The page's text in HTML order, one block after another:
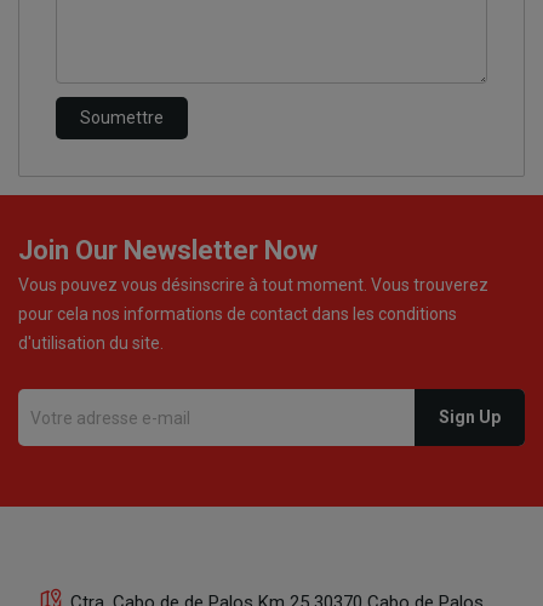
Join Our Newsletter Now
Vous pouvez vous désinscrire à tout moment. Vous trouverez
pour cela nos informations de contact dans les conditions
d'utilisation du site.